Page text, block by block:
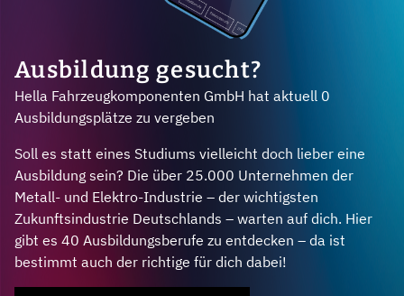
Ausbildung gesucht?
Hella Fahrzeugkomponenten GmbH hat aktuell 0
Ausbildungsplätze zu vergeben
Soll es statt eines Studiums vielleicht doch lieber eine
Ausbildung sein? Die über 25.000 Unternehmen der
Metall- und Elektro-Industrie – der wichtigsten
Zukunftsindustrie Deutschlands – warten auf dich. Hier
gibt es 40 Ausbildungsberufe zu entdecken – da ist
bestimmt auch der richtige für dich dabei!